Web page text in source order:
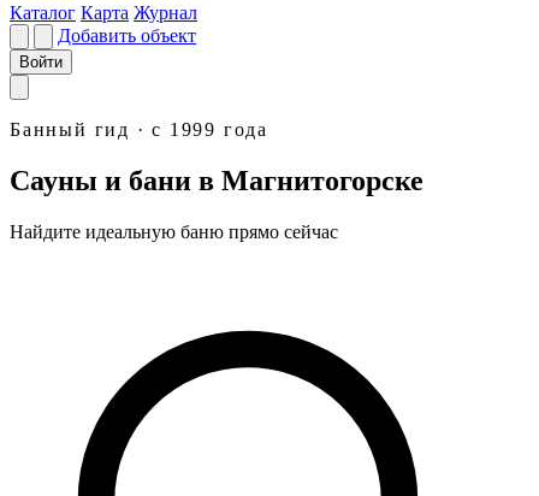
Каталог Карта Журнал
Добавить объект
Войти
Банный гид · с 1999 года
Сауны и бани в Магнитогорске
Найдите идеальную баню прямо сейчас